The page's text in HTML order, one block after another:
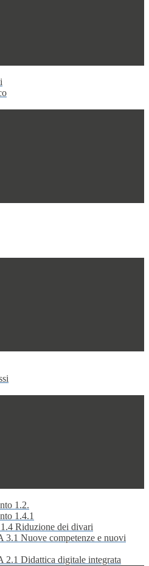
1.2.
1.4.1
Riduzione dei divari
Nuove competenze e nuovi
Didattica digitale integrata